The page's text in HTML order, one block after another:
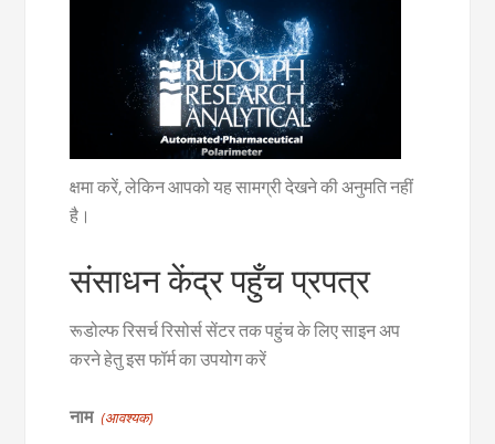
क्षमा करें, लेकिन आपको यह सामग्री देखने की अनुमति नहीं
है।
संसाधन केंद्र पहुँच प्रपत्र
रूडोल्फ रिसर्च रिसोर्स सेंटर तक पहुंच के लिए साइन अप
करने हेतु इस फॉर्म का उपयोग करें
नाम (आवश्यक)